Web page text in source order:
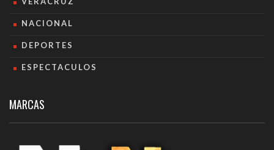
NACIONAL
DEPORTES
ESPECTACULOS
MARCAS